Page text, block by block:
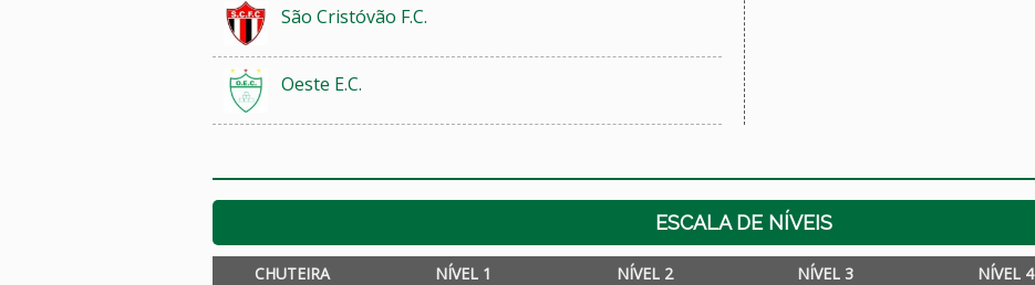
São Cristóvão F.C.
Oeste E.C.
ESCALA DE NÍVEIS
CHUTEIRA NÍVEL 1 NÍVEL 2 NÍVEL 3 NÍVEL 4